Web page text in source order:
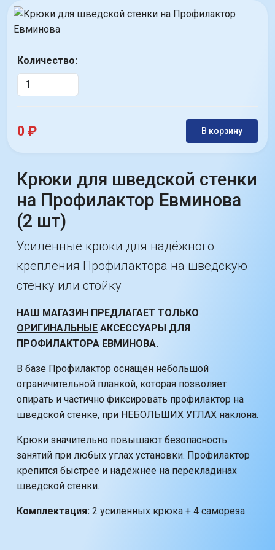
Количество:
0 ₽ В корзину
Крюки для шведской стенки
на Профилактор Евминова
(2 шт)
Усиленные крюки для надёжного
крепления Профилактора на шведскую
стенку или стойку
НАШ МАГАЗИН ПРЕДЛАГАЕТ ТОЛЬКО
ОРИГИНАЛЬНЫЕ АКСЕССУАРЫ ДЛЯ
ПРОФИЛАКТОРА ЕВМИНОВА.
В базе Профилактор оснащён небольшой
ограничительной планкой, которая позволяет
опирать и частично фиксировать профилактор на
шведской стенке, при НЕБОЛЬШИХ УГЛАХ наклона.
Крюки значительно повышают безопасность
занятий при любых углах установки. Профилактор
крепится быстрее и надёжнее на перекладинах
шведской стенки.
Комплектация: 2 усиленных крюка + 4 самореза.